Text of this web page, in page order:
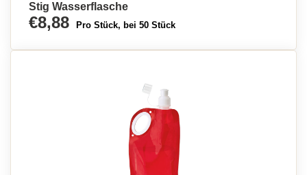
Stig Wasserflasche
€8,88 Pro Stück, bei 50 Stück